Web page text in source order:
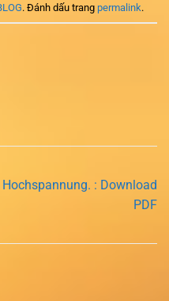
. Đánh dấu trang permalink.
Hochspannung. : Download
PDF